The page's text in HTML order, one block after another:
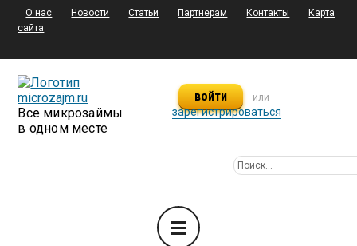
О нас Новости Статьи Партнерам Контакты
Карта
сайта
Все микрозаймы
в одном месте
войти или
зарегистрироваться